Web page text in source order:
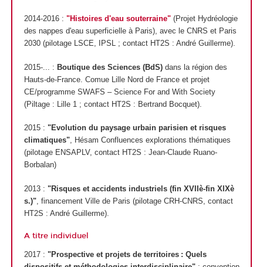
2014-2016 : "Histoires d'eau souterraine"(Projet Hydréologie
des nappes d'eau superficielle à Paris), avec le CNRS et Paris
2030 (pilotage LSCE, IPSL ; contact HT2S : André Guillerme).
2015-... : Boutique des Sciences (BdS)dans la région des
Hauts-de-France. Comue Lille Nord de France et projet
CE/programme SWAFS – Science For and With Society
(Piltage : Lille 1 ; contact HT2S : Bertrand Bocquet).
2015 : "Evolution du paysage urbain parisien et risques
climatiques", Hésam Confluences explorations thématiques
(pilotage ENSAPLV, contact HT2S : Jean-Claude Ruano-
Borbalan)
2013 : "Risques et accidents industriels (fin XVIIè-fin XIXè
s.)", financement Ville de Paris (pilotage CRH-CNRS, contact
HT2S : André Guillerme).
A titre individuel
2017 : "Prospective et projets de territoires : Quels